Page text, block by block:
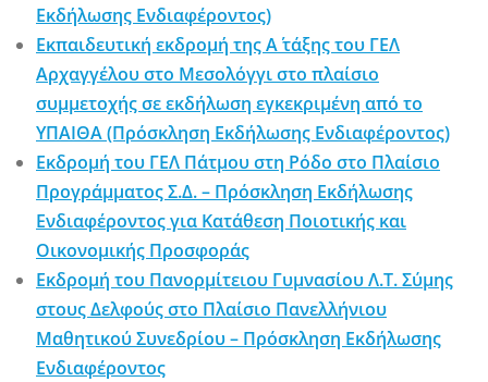
Εκδήλωσης Ενδιαφέροντος)
Εκπαιδευτική εκδρομή της Α΄ τάξης του ΓΕΛ
Αρχαγγέλου στο Μεσολόγγι στο πλαίσιο
συμμετοχής σε εκδήλωση εγκεκριμένη από το
ΥΠΑΙΘΑ (Πρόσκληση Εκδήλωσης Ενδιαφέροντος)
Εκδρομή του ΓΕΛ Πάτμου στη Ρόδο στο Πλαίσιο
Προγράμματος Σ.Δ. – Πρόσκληση Εκδήλωσης
Ενδιαφέροντος για Κατάθεση Ποιοτικής και
Οικονομικής Προσφοράς
Εκδρομή του Πανορμίτειου Γυμνασίου Λ.Τ. Σύμης
στους Δελφούς στο Πλαίσιο Πανελλήνιου
Μαθητικού Συνεδρίου – Πρόσκληση Εκδήλωσης
Ενδιαφέροντος